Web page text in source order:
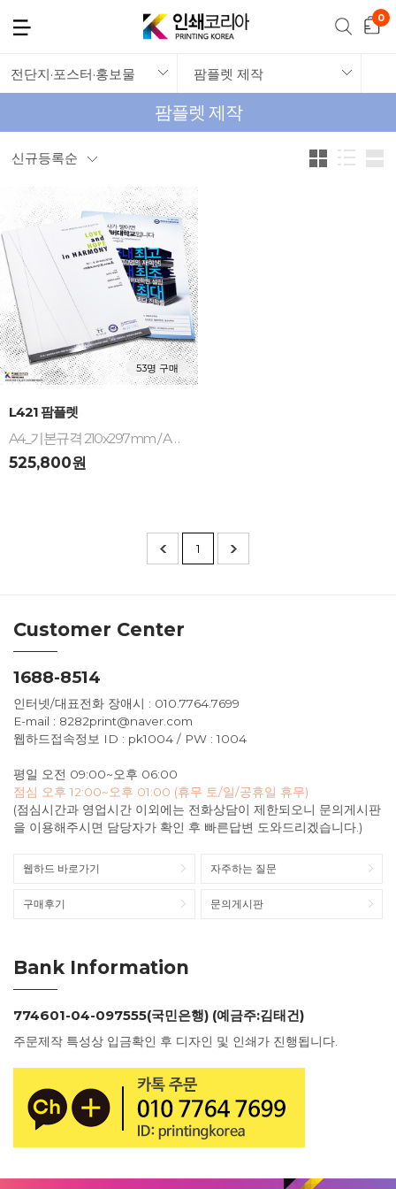
전단지·포스터·홍보물 팜플렛 제작
팜플렛 제작
신규등록순
53명 구매
L421 팜플렛
A4_기본규격 210x297mm / A5, 16절, 32절, 비규격 견적문의 / 팜플릿, 팸플릿
525,800원
1
Customer Center
1688-8514
인터넷/대표전화 장애시 : 010.7764.7699
E-mail : 8282print@naver.com
웹하드접속정보 ID : pk1004 / PW : 1004
평일 오전 09:00~오후 06:00
점심 오후 12:00~오후 01:00 (휴무 토/일/공휴일 휴무)
(점심시간과 영업시간 이외에는 전화상담이 제한되오니 문의게시판
을 이용해주시면 담당자가 확인 후 빠른답변 도와드리겠습니다.)
웹하드 바로가기 자주하는 질문
구매후기 문의게시판
Bank Information
774601-04-097555(국민은행) (예금주:김태건)
주문제작 특성상 입금확인 후 디자인 및 인쇄가 진행됩니다.